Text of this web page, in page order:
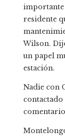
importante
residente
Wilson.
un papel
estación.
Nadie con